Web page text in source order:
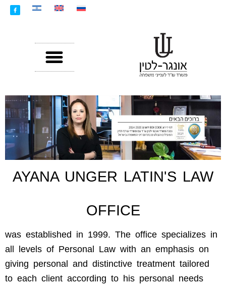
AYANA UNGER LATIN'S LAW
OFFICE
was established in 1999. The office specializes in
all levels of Personal Law with an emphasis on
giving personal and distinctive treatment tailored
to each client according to his personal needs